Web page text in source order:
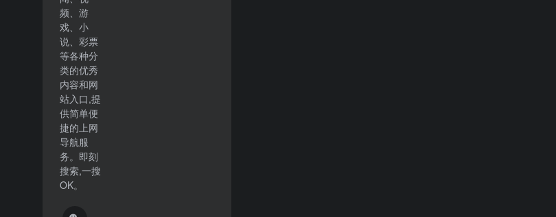
频、游
戏、小
说、彩票
等各种分
类的优秀
内容和网
站入口,提
供简单便
捷的上网
导航服
务。即刻
搜索,一搜
OK。